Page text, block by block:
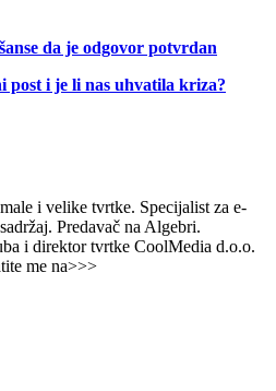
da je odgovor potvrdan
post i je li nas uhvatila kriza?
i velike tvrtke. Specijalist za e-
Predavač na Algebri.
i direktor tvrtke CoolMedia d.o.o.
me na>>>